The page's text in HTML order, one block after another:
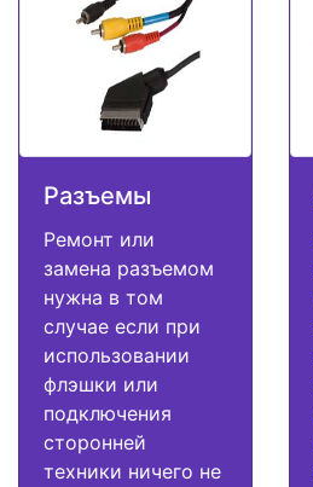
Разъемы
Ремонт или
замена разъемом
нужна в том
случае если при
использовании
флэшки или
подключения
сторонней
техники ничего не